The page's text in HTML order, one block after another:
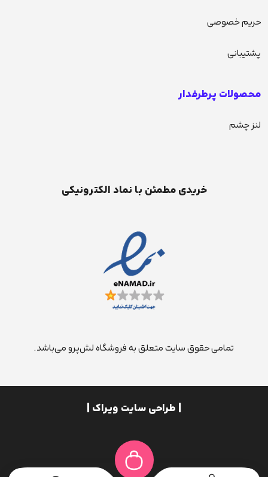
حریم خصوصی
پشتیبانی
محصولات پرطرفدار
لنز چشم
خریدی مطمئن با نماد الکترونیکی
تمامی حقوق سایت متعلق به فروشگاه لش‌پرو می‌باشد.
| طراحی سایت ویراک |